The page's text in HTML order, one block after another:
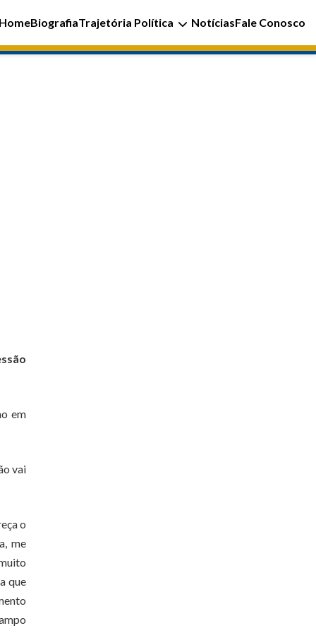
HomeBiografiaTrajetória Política NotíciasFale Conosco
em
vai
o
me
que